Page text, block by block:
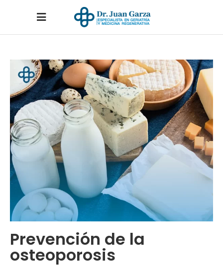
Prevención de la
osteoporosis